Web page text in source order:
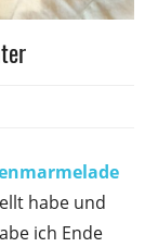
habe und
ich Ende